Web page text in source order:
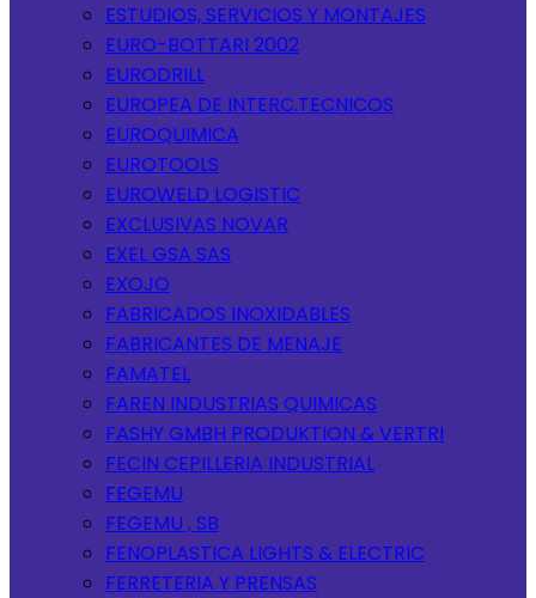
ESTUDIOS, SERVICIOS Y MONTAJES
EURO-BOTTARI 2002
EURODRILL
EUROPEA DE INTERC.TECNICOS
EUROQUIMICA
EUROTOOLS
EUROWELD LOGISTIC
EXCLUSIVAS NOVAR
EXEL GSA SAS
EXOJO
FABRICADOS INOXIDABLES
FABRICANTES DE MENAJE
FAMATEL
FAREN INDUSTRIAS QUIMICAS
FASHY GMBH PRODUKTION & VERTRI
FECIN CEPILLERIA INDUSTRIAL
FEGEMU
FEGEMU , SB
FENOPLASTICA LIGHTS & ELECTRIC
FERRETERIA Y PRENSAS